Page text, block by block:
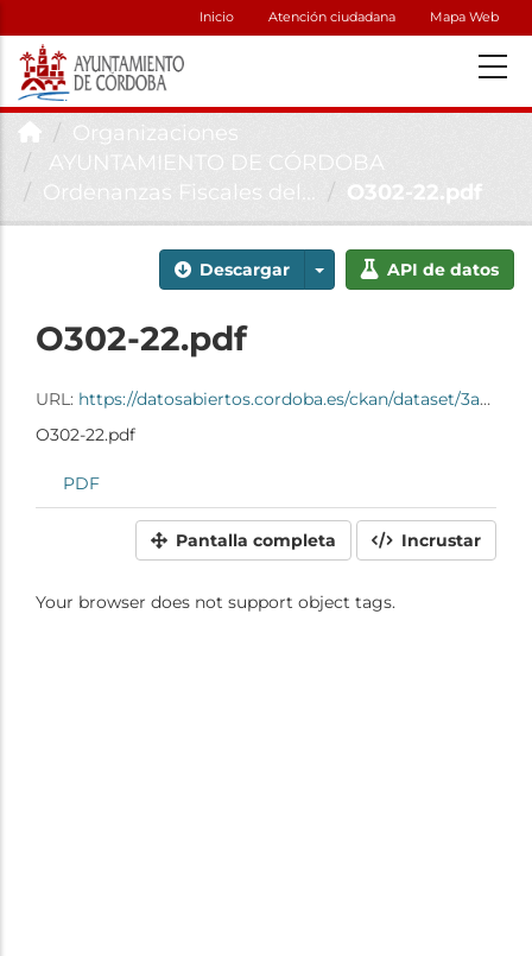
Inicio Atención ciudadana Mapa Web
Organizaciones
AYUNTAMIENTO DE CÓRDOBA
Ordenanzas Fiscales del...
O302-22.pdf
Descargar API de datos
O302-22.pdf
URL: https://datosabiertos.cordoba.es/ckan/dataset/3abab5f6-c786-497e-9d93-79fcb34c8000/resource/1c13cecb-bb14-41d5-bf14-cec8e66ffb3f/download/o302-22.pdf
O302-22.pdf
PDF
Pantalla completa Incrustar
Your browser does not support object tags.